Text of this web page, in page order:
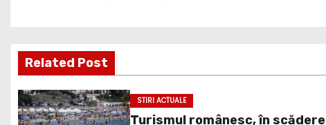
t
n
a
Related Post
STIRI ACTUALE
Turismul românesc, în scădere